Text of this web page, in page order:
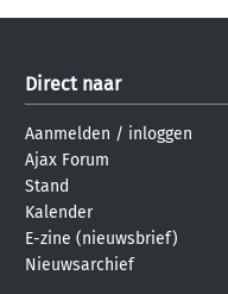
Direct naar
Aanmelden / inloggen
Ajax Forum
Stand
Kalender
E-zine (nieuwsbrief)
Nieuwsarchief